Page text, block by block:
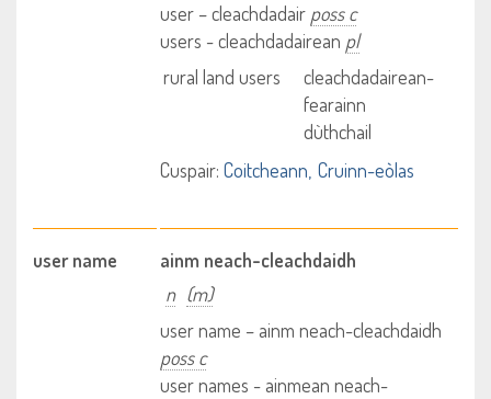
user – cleachdadair poss c
users - cleachdadairean pl
rural land users
cleachdadairean-
fearainn
dùthchail
Cuspair: Coitcheann Cruinn-eòlas
user name
ainm neach-cleachdaidh
n (m)
user name – ainm neach-cleachdaidh
poss c
user names - ainmean neach-